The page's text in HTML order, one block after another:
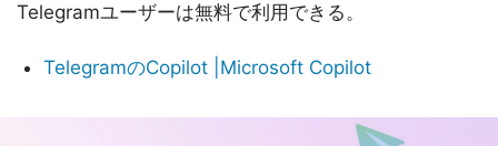
Telegramユーザーは無料で利用できる。
TelegramのCopilot |Microsoft Copilot